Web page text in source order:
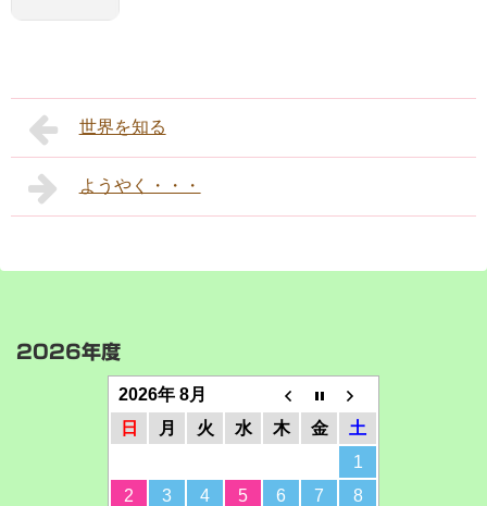
世界を知る
ようやく・・・
2026年度
2026年 8月
日
月 火 水 木 金
土
1
2
3 4 5 6 7
8